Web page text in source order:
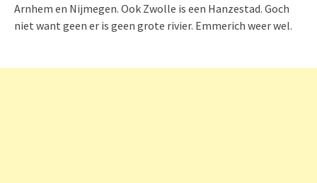
Arnhem en Nijmegen. Ook Zwolle is een Hanzestad. Goch
niet want geen er is geen grote rivier. Emmerich weer wel.